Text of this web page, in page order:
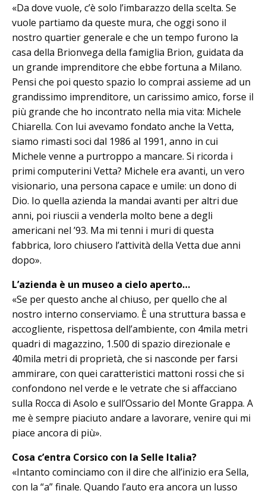
«Da dove vuole, c’è solo l’imbarazzo del­la scelta. Se
vuole partiamo da queste mura, che oggi sono il
nostro quartier generale e che un tempo furono la
casa della Brionvega della famiglia Brion, guidata da
un grande imprenditore che ebbe fortuna a Milano.
Pensi che poi questo spazio lo comprai assieme ad un
grandissimo imprenditore, un carissimo amico, forse il
più grande che ho incontrato nella mia vita: Mi­chele
Chiarella. Con lui avevamo fondato anche la Vet­ta,
siamo rimasti soci dal 1986 al 1991, anno in cui
Michele venne a purtroppo a mancare. Si ricorda i
primi computerini Vetta? Michele era avanti, un vero
visionario, una persona capace e umile: un dono di
Dio. Io quella azienda la mandai avanti per altri due
anni, poi riuscii a venderla molto bene a degli
americani nel ’93. Ma mi tenni i muri di questa
fabbrica, loro chiusero l’attività della Vetta due anni
dopo».
L’azienda è un museo a cielo aperto…
«Se per questo anche al chiuso, per quello che al
nostro interno conserviamo. È una struttura bassa e
accogliente, rispettosa dell’ambiente, con 4mila metri
quadri di magazzino, 1.500 di spazio direzionale e
40mila metri di proprietà, che si nasconde per farsi
am­mirare, con quei caratteristici mattoni rossi che si
confondono nel verde e le vetrate che si affacciano
sulla Rocca di Asolo e sull’Ossario del Monte Grap­pa. A
me è sempre piaciuto andare a lavorare, venire qui mi
piace ancora di più».
Cosa c’entra Corsico con la Selle Italia?
«Intanto cominciamo con il dire che all’inizio era Sella,
con la “a” finale. Quando l’auto era ancora un lusso